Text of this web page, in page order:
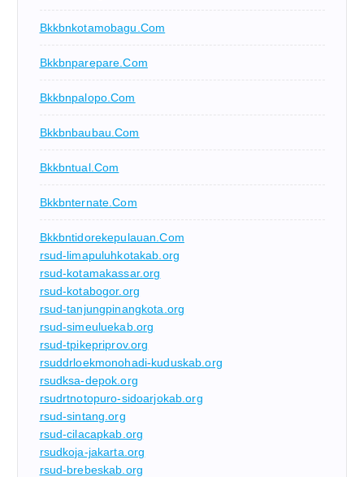
Bkkbnkotamobagu.com
Bkkbnparepare.com
Bkkbnpalopo.com
Bkkbnbaubau.com
Bkkbntual.com
Bkkbnternate.com
Bkkbntidorekepulauan.com
rsud-limapuluhkotakab.org
rsud-kotamakassar.org
rsud-kotabogor.org
rsud-tanjungpinangkota.org
rsud-simeuluekab.org
rsud-tpikepriprov.org
rsuddrloekmonohadi-kuduskab.org
rsudksa-depok.org
rsudrtnotopuro-sidoarjokab.org
rsud-sintang.org
rsud-cilacapkab.org
rsudkoja-jakarta.org
rsud-brebeskab.org